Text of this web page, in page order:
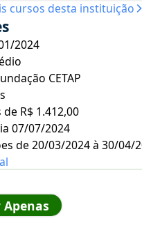
cursos desta instituição
2024
CETAP
R$ 1.412,00
07/07/2024
de 20/03/2024 à 30/04/
Apenas